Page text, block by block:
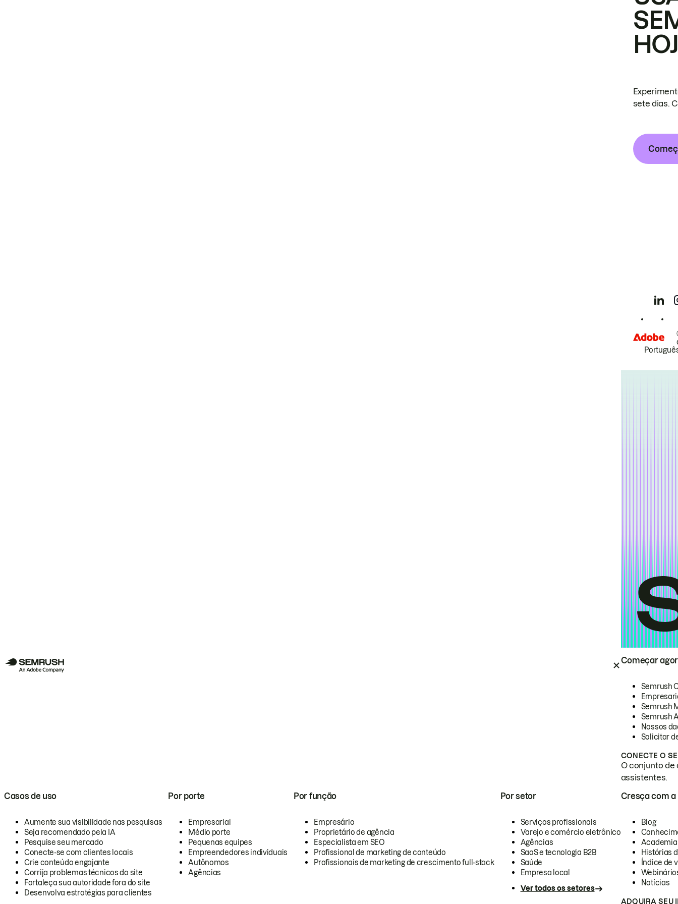
Começar
Semrush
Semrush
Semrush
Nossos
Solicitar
CONECTE O
O conjunto de
assistentes.
Casos de uso
Aumente sua visibilidade nas pesquisas
Seja recomendado pela IA
Pesquise seu mercado
Conecte-se com clientes locais
Crie conteúdo engajante
Corrija problemas técnicos do site
Fortaleça sua autoridade fora do site
Desenvolva estratégias para clientes
Por porte
Empresarial
Médio porte
Pequenas equipes
Empreendedores individuais
Autônomos
Agências
Por função
Empresário
Proprietário de agência
Especialista em SEO
Profissional de marketing de conteúdo
Profissionais de marketing de crescimento full-stack
Por setor
Serviços profissionais
Varejo e comércio eletrônico
Agências
SaaS e tecnologia B2B
Saúde
Empresa local
Ver todos os setores
Cresça com a
Blog
Academia
Histórias
Índice de
Notícias
ADQUIRA SEU
sete dias.